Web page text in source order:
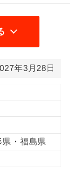
年3月28日
県・福島県
人型プランで
いただけるコー
金がかからない
だけるコースで
けるコースで
限があるコース